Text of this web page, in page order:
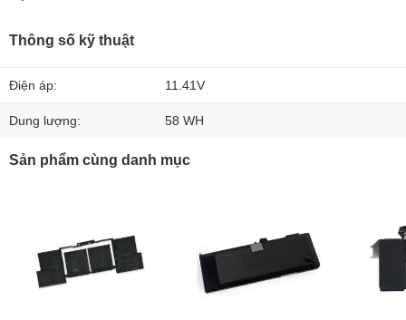
Thông số kỹ thuật
Điện áp: 11.41V
Dung lượng: 58 WH
Sản phẩm cùng danh mục